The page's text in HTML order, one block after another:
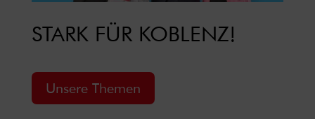
STARK FÜR KOBLENZ!
Unsere Themen